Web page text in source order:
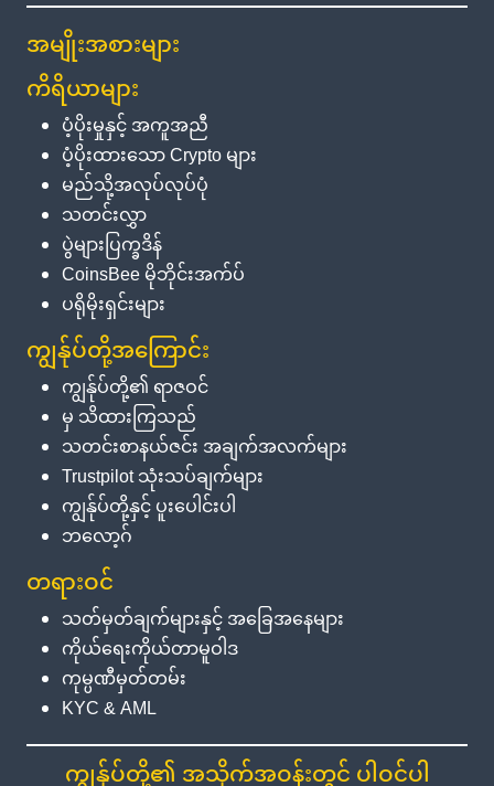
အမျိုးအစားများ
ကိရိယာများ
ပံ့ပိုးမှုနှင့် အကူအညီ
ပံ့ပိုးထားသော Crypto များ
မည်သို့အလုပ်လုပ်ပုံ
သတင်းလွှာ
ပွဲများပြက္ခဒိန်
CoinsBee မိုဘိုင်းအက်ပ်
ပရိုမိုးရှင်းများ
ကျွန်ုပ်တို့အကြောင်း
ကျွန်ုပ်တို့၏ ရာဇဝင်
မှ သိထားကြသည်
သတင်းစာနယ်ဇင်း အချက်အလက်များ
Trustpilot သုံးသပ်ချက်များ
ကျွန်ုပ်တို့နှင့် ပူးပေါင်းပါ
ဘလော့ဂ်
တရားဝင်
သတ်မှတ်ချက်များနှင့် အခြေအနေများ
ကိုယ်ရေးကိုယ်တာမူဝါဒ
ကုမ္ပဏီမှတ်တမ်း
KYC & AML